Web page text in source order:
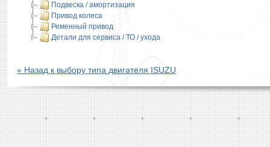
Подвеска / амортизация
Привод колеса
Ременный привод
Детали для сервиса / ТО / ухода
« Назад к выбору типа двигателя ISUZU